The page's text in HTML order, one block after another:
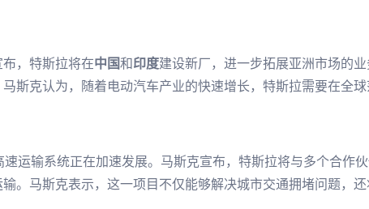
，特斯拉将在中国和印度建设新厂，进一步拓展亚洲市场的
斯克认为，随着电动汽车产业的快速增长，特斯拉需要在全
速运输系统正在加速发展。马斯克宣布，特斯拉将与多个合作
。马斯克表示，这一项目不仅能够解决城市交通拥堵问题，